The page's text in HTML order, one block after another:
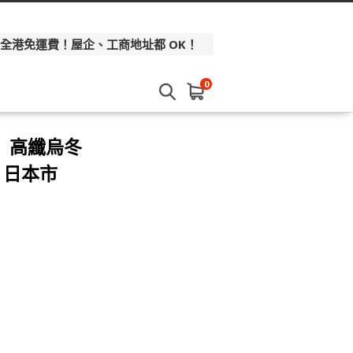
港免運費！屋企、工商地址都 OK！
0
高纖烏冬
本市